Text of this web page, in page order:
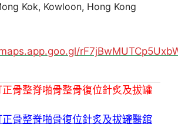
Kok, Kowloon, Hong Kong
骨整脊啪骨整骨復位針炙及拔罐
骨整脊啪骨復位針炙及拔罐醫舘